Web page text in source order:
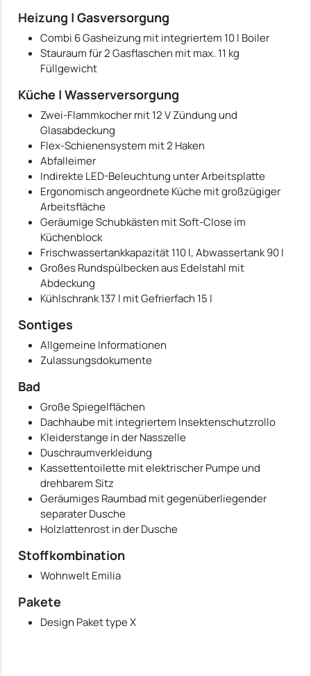
Heizung | Gasversorgung
Combi 6 Gasheizung mit integriertem 10 l Boiler
Stauraum für 2 Gasflaschen mit max. 11 kg
Füllgewicht
Küche | Wasserversorgung
Zwei-Flammkocher mit 12 V Zündung und
Glasabdeckung
Flex-Schienensystem mit 2 Haken
Abfalleimer
Indirekte LED-Beleuchtung unter Arbeitsplatte
Ergonomisch angeordnete Küche mit großzügiger
Arbeitsfläche
Geräumige Schubkästen mit Soft-Close im
Küchenblock
Frischwassertankkapazität 110 l, Abwassertank 90 l
Großes Rundspülbecken aus Edelstahl mit
Abdeckung
Kühlschrank 137 l mit Gefrierfach 15 l
Sontiges
Allgemeine Informationen
Zulassungsdokumente
Bad
Große Spiegelflächen
Dachhaube mit integriertem Insektenschutzrollo
Kleiderstange in der Nasszelle
Duschraumverkleidung
Kassettentoilette mit elektrischer Pumpe und
drehbarem Sitz
Geräumiges Raumbad mit gegenüberliegender
separater Dusche
Holzlattenrost in der Dusche
Stoffkombination
Wohnwelt Emilia
Pakete
Design Paket type X